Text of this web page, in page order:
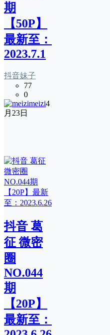
期
【50P】
最新至：
2023.7.1
抖音妹子
77
0
meizi4
月23日
抖音 葛
征 微密
圈
NO.044
期
【20P】
最新至：